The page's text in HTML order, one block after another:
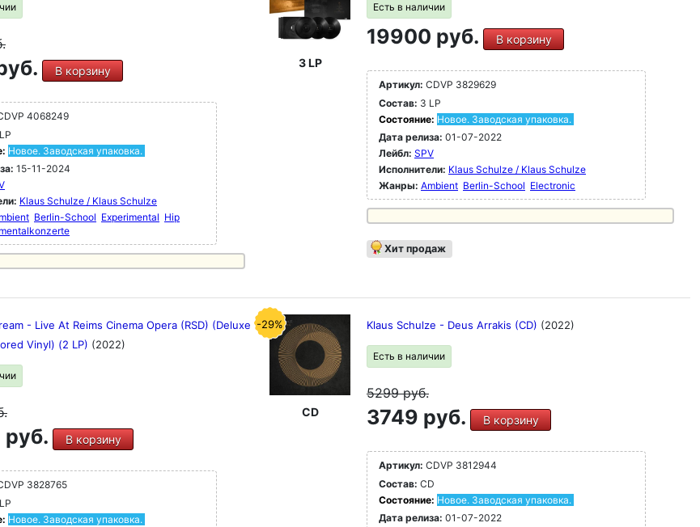
В корзину
4068249
Новое. Заводская упаковка.
15-11-2024
Klaus Schulze / Klaus Schulze
Berlin-School Experimental Hip
3 LP
Есть в наличии
19900 руб. В корзину
Артикул: CDVP 3829629
Состав: 3 LP
Состояние: Новое. Заводская упаковка.
Дата релиза: 01-07-2022
Лейбл: SPV
Исполнители: Klaus Schulze / Klaus Schulze
Жанры: Ambient Berlin-School Electronic
Хит продаж
- Live At Reims Cinema Opera (RSD) (Deluxe
Vinyl) (2 LP) (2022)
руб. В корзину
3828765
Новое. Заводская упаковка.
-29%
CD
Klaus Schulze - Deus Arrakis (CD) (2022)
Есть в наличии
5299руб.
3749 руб. В корзину
Артикул: CDVP 3812944
Состав: CD
Состояние: Новое. Заводская упаковка.
Дата релиза: 01-07-2022